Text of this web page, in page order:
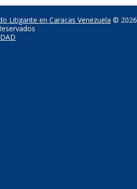
Litigante en Caracas Venezuela © 2026